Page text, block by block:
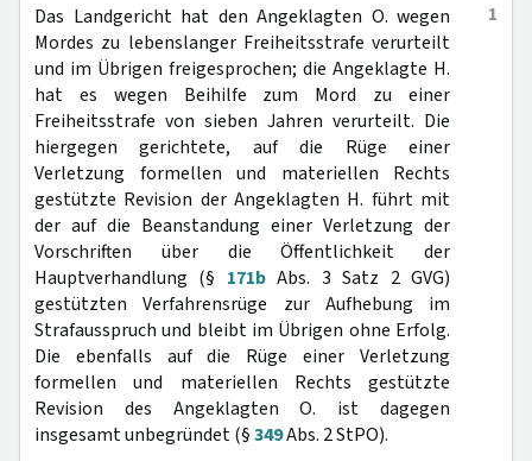
1
Das Landgericht hat den Angeklagten O. wegen
Mordes zu lebenslanger Freiheitsstrafe verurteilt
und im Übrigen freigesprochen; die Angeklagte H.
hat es wegen Beihilfe zum Mord zu einer
Freiheitsstrafe von sieben Jahren verurteilt. Die
hiergegen gerichtete, auf die Rüge einer
Verletzung formellen und materiellen Rechts
gestützte Revision der Angeklagten H. führt mit
der auf die Beanstandung einer Verletzung der
Vorschriften über die Öffentlichkeit der
Hauptverhandlung (§ 171bAbs. 3 Satz 2 GVG)
gestützten Verfahrensrüge zur Aufhebung im
Strafausspruch und bleibt im Übrigen ohne Erfolg.
Die ebenfalls auf die Rüge einer Verletzung
formellen und materiellen Rechts gestützte
Revision des Angeklagten O. ist dagegen
insgesamt unbegründet (§349Abs. 2 StPO).